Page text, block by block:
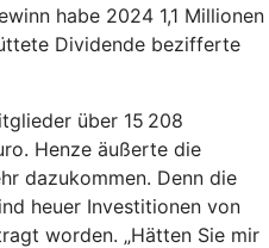
habe 2024 1,1 Millionen
Dividende bezifferte
über 15 208
Henze äußerte die
dazukommen. Denn die
heuer Investitionen von
worden. „Hätten Sie mir